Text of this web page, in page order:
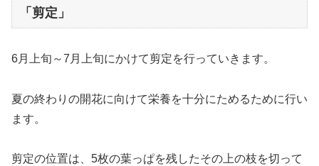
「剪定」
6月上旬～7月上旬にかけて剪定を行っていきます。
夏の終わりの開花に向けて栄養を十分にためるために行い
ます。
剪定の位置は、5枚の葉っぱを残したその上の枝を切って